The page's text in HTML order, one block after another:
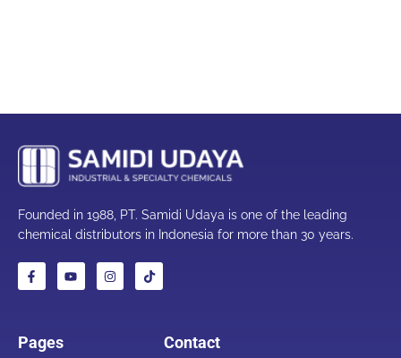
Founded in 1988, PT. Samidi Udaya is one of the leading
chemical distributors in Indonesia for more than 30 years.
Pages Contact